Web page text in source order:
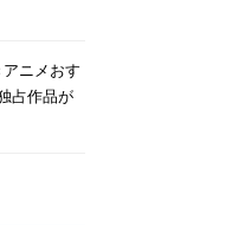
アニメおす
占作品が